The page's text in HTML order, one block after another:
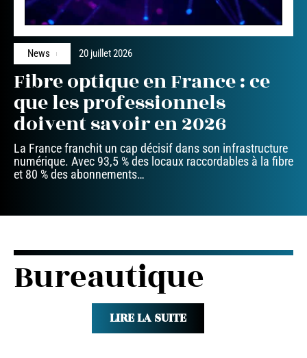
News 20 juillet 2026
Fibre optique en France : ce
que les professionnels
doivent savoir en 2026
La France franchit un cap décisif dans son infrastructure
numérique. Avec 93,5 % des locaux raccordables à la fibre
et 80 % des abonnements…
Bureautique
LIRE LA SUITE